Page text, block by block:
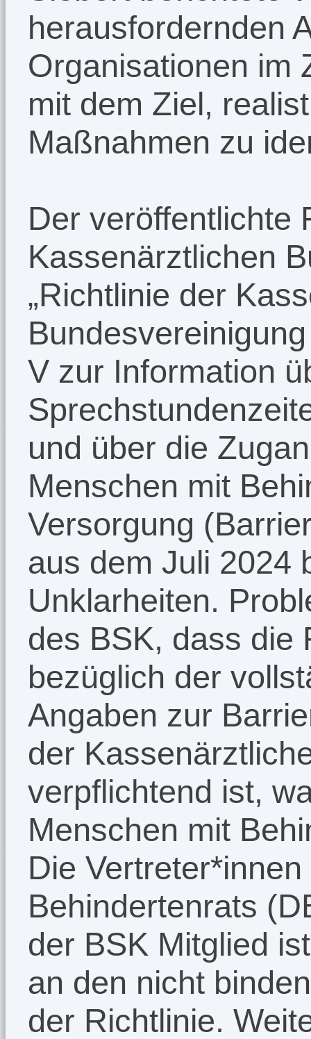
herausfordernden
Organisationen im
mit dem Ziel,
Maßnahmen zu
Der veröffentlichte
Kassenärztlichen
„Richtlinie der
V zur Information
und über die
Menschen mit
Versorgung
aus dem Juli 2024
Unklarheiten.
des BSK, dass die
bezüglich der
Angaben zur
der
verpflichtend ist,
Menschen mit
Die
Behindertenrats
der BSK Mitglied
an den nicht
der Richtlinie.